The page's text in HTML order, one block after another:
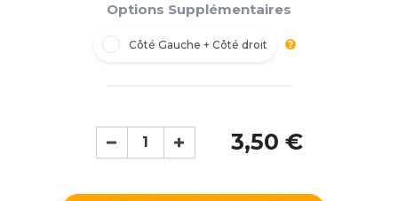
Options Supplémentaires
Côté Gauche + Côté droit
3,50 €